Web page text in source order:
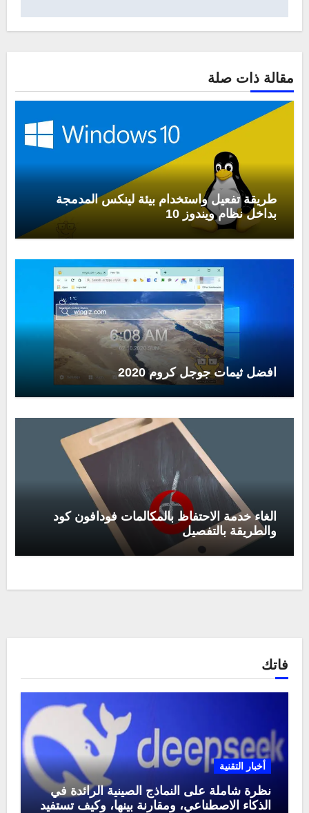
مقالة ذات صلة
طريقة تفعيل واستخدام بيئة لينكس المدمجة
بداخل نظام ويندوز 10
افضل ثيمات جوجل كروم 2020
الغاء خدمة الاحتفاظ بالمكالمات فودافون كود
والطريقة بالتفصيل
فاتك
أخبار التقنية
نظرة شاملة على النماذج الصينية الرائدة في
الذكاء الاصطناعي، ومقارنة بينها، وكيف تستفيد